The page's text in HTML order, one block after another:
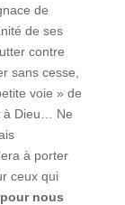
de
de ses
contre
sans cesse,
voie » de
à Dieu… Ne
à porter
ceux qui
nous